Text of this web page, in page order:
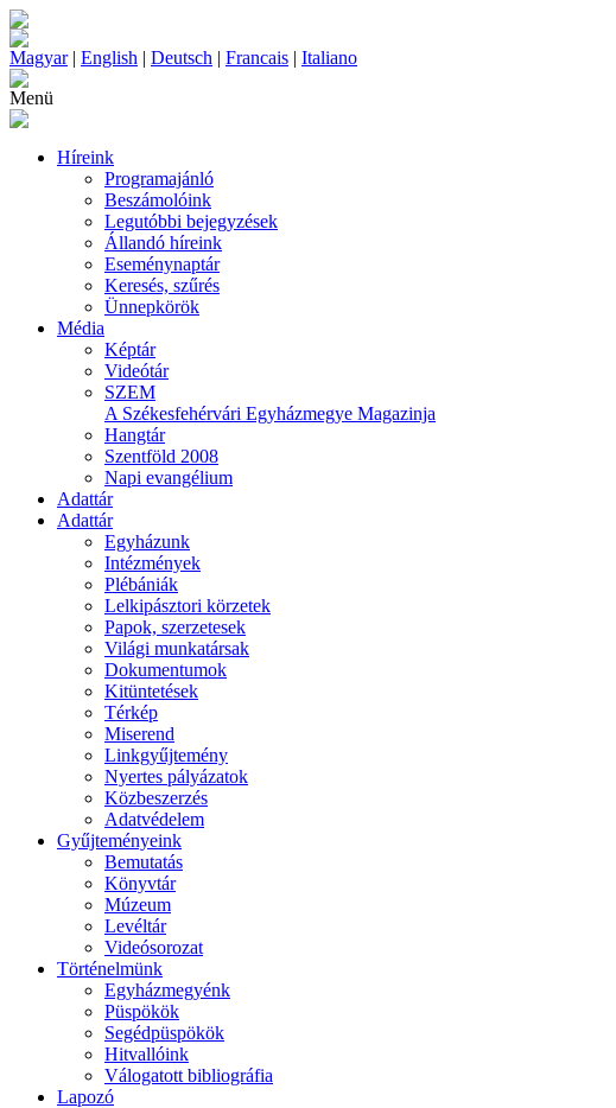
Magyar| English | Deutsch | Francais | Italiano
Menü
Híreink
Programajánló
Beszámolóink
Legutóbbi bejegyzések
Állandó híreink
Eseménynaptár
Keresés, szűrés
Ünnepkörök
Média
Képtár
Videótár
SZEM
A Székesfehérvári Egyházmegye Magazinja
Hangtár
Szentföld 2008
Napi evangélium
Adattár
Adattár
Egyházunk
Intézmények
Plébániák
Lelkipásztori körzetek
Papok, szerzetesek
Világi munkatársak
Dokumentumok
Kitüntetések
Térkép
Miserend
Linkgyűjtemény
Nyertes pályázatok
Közbeszerzés
Adatvédelem
Gyűjteményeink
Bemutatás
Könyvtár
Múzeum
Levéltár
Videósorozat
Történelmünk
Egyházmegyénk
Püspökök
Segédpüspökök
Hitvallóink
Válogatott bibliográfia
Lapozó